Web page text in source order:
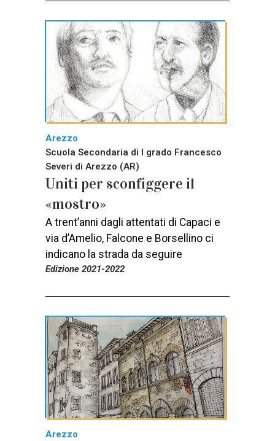
Arezzo
Scuola Secondaria di I grado Francesco
Severi di Arezzo (AR)
Uniti per sconfiggere il
«mostro»
A trent’anni dagli attentati di Capaci e
via d’Amelio, Falcone e Borsellino ci
indicano la strada da seguire
Edizione 2021-2022
Arezzo